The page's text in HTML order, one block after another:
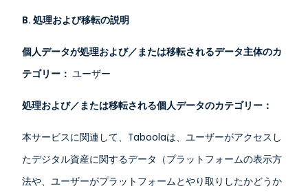
B. 処理および移転の説明
個人データが処理および／または移転されるデータ主体のカ
テゴリー： ユーザー
処理および／または移転される個人データのカテゴリー：
本サービスに関連して、Taboolaは、ユーザーがアクセスし
たデジタル資産に関するデータ（プラットフォームの表示方
法や、ユーザーがプラットフォームとやり取りしたかどうか